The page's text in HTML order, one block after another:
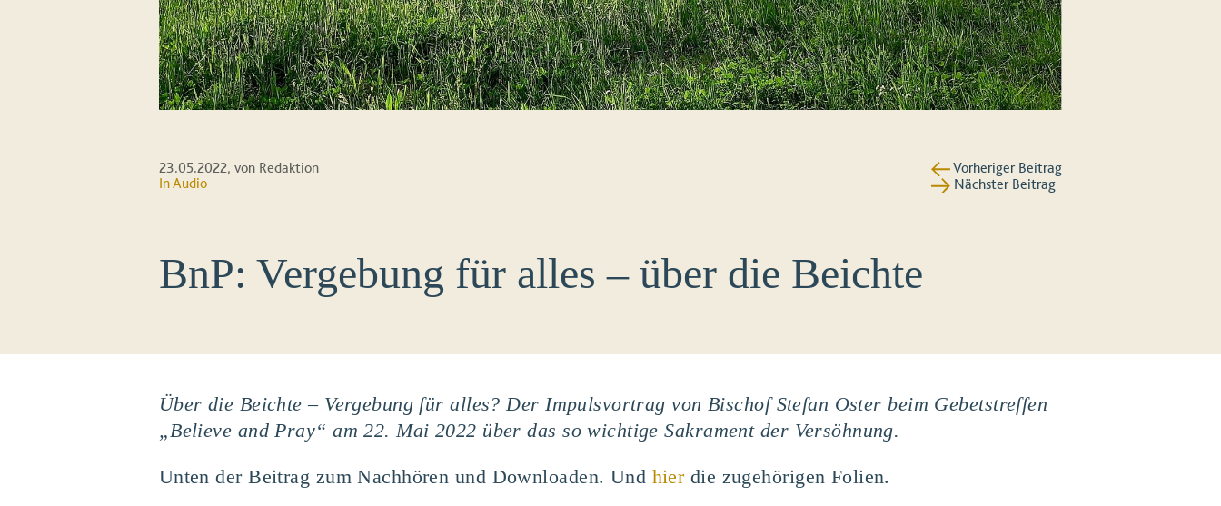
23.05.2022, von Redaktion
In Audio
Vorheriger Beitrag
Nächster Beitrag
BnP: Vergebung für alles – über die Beichte
Über die Beichte – Vergebung für alles? Der Impulsvortrag von Bischof Stefan Oster beim Gebetstreffen
„Believe and Pray“ am 22. Mai 2022 über das so wichtige Sakrament der Versöhnung.
Unten der Beitrag zum Nachhören und Downloaden. Und hierdie zugehörigen Folien.